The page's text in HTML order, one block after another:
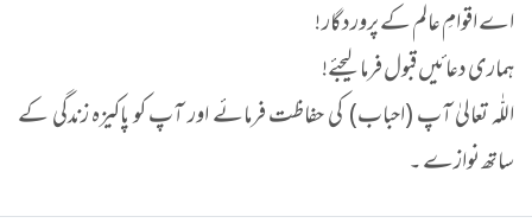
اے اقوامِ عالم کے پروردگار !
ہماری دعائیں قبول فرما لیجئے!
اللّٰہ تعالیٰ آپ (احباب) کی حفاظت فرمائے اور آپ کو پاکیزہ زندگی کے
ساتھ نوازے ۔